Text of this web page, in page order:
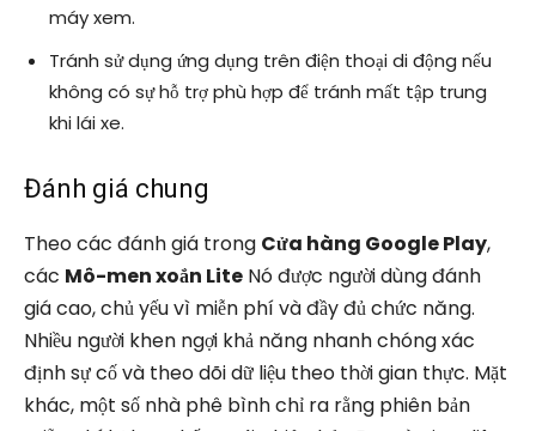
máy xem.
Tránh sử dụng ứng dụng trên điện thoại di động nếu
không có sự hỗ trợ phù hợp để tránh mất tập trung
khi lái xe.
Đánh giá chung
Theo các đánh giá trong Cửa hàng Google Play,
các Mô-men xoắn Lite Nó được người dùng đánh
giá cao, chủ yếu vì miễn phí và đầy đủ chức năng.
Nhiều người khen ngợi khả năng nhanh chóng xác
định sự cố và theo dõi dữ liệu theo thời gian thực. Mặt
khác, một số nhà phê bình chỉ ra rằng phiên bản